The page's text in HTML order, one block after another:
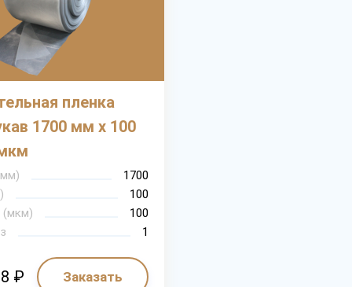
пленка
1700 мм х 100
1700
100
100
1
₽ Заказать